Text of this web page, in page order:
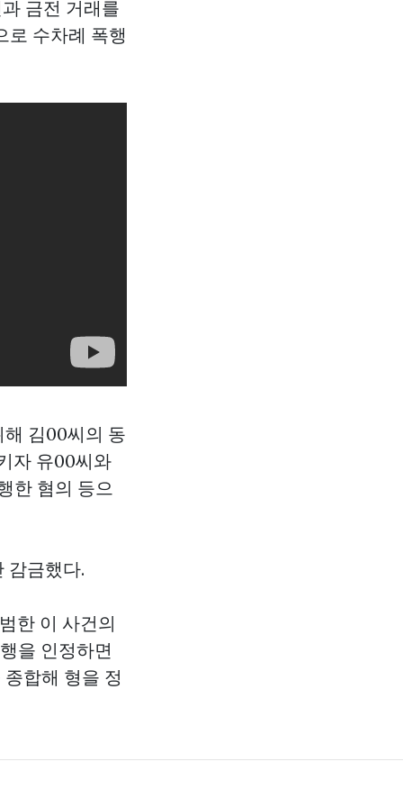
금전 거래를
로 수차례 폭행
해 김00씨의 동
자 유00씨와
한 혐의 등으
감금했다.
한 이 사건의
을 인정하면
합해 형을 정